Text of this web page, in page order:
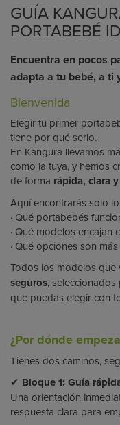
GUÍA
PORTABEBÉ
Encuentra en pocos
adapta a tu bebé, a ti
Bienvenida
Elegir tu primer
tiene por qué serlo.
En Kangura llevamos
como la tuya, y hemos
de forma rápida, clara
Aquí encontrarás solo
· Qué portabebés
· Qué modelos encajan
· Qué opciones son
Todos los modelos que
seguros,
que puedas elegir con
¿Por dónde
Tienes dos caminos,
✔ Bloque 1: Guía
Una orientación
respuesta clara para